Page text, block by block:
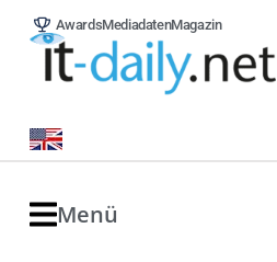
AwardsMediadatenMagazin
Menü